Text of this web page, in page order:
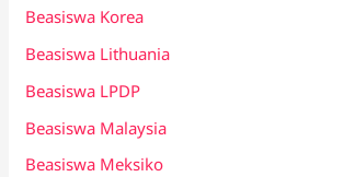
Beasiswa Korea
Beasiswa Lithuania
Beasiswa LPDP
Beasiswa Malaysia
Beasiswa Meksiko